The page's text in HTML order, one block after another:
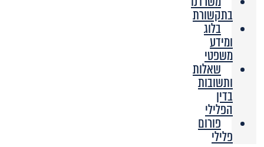
בתקשורת
בלוג
ומידע
משפטי
שאלות
ותשובות
בדין
הפלילי
פורום
פלילי